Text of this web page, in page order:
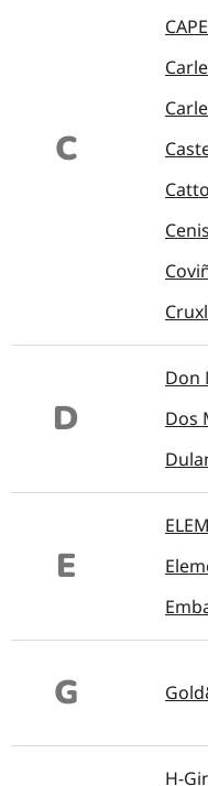
C
D
Don
Dos
E
G
H-